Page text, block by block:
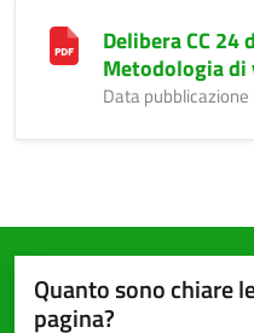
Delibera CC
Metodologia di
Data
Quanto sono chiare
pagina?